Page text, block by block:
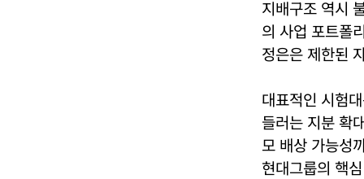
지배구조 역시
의 사업 포트폴
정은은 제한된
대표적인 시험
들러는 지분 확
모 배상 가능성
현대그룹의 핵